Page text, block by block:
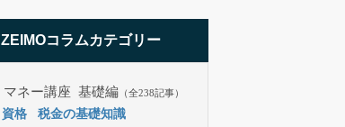
ZEIMOコラムカテゴリー
マネー講座 基礎編 （全238記事）
資格
税金の基礎知識